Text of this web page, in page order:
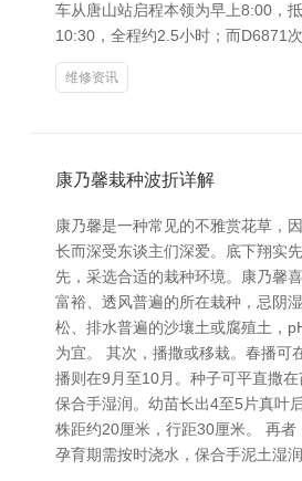
车从唐山站启程本领为早上8:00，
10:30，全程约2.5小时；而D6871
维修资讯
康乃馨栽种波折详解
康乃馨是一种常见的不雅赏花草，
长而深受东谈主们深爱。底下翔实
先，采选合适的栽种环境。康乃馨
富裕、透风普遍的所在栽种，忌阴
松、排水普遍的沙壤土或腐殖土，
为宜。 其次，播撒或移栽。春播可
播则在9月至10月。种子可平直撒在
保合手湿润。幼苗长出4至5片真叶
株距约20厘米，行距30厘米。 再者
孕育期需按时浇水，保合手泥土湿润